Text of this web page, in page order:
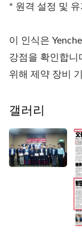
* 원격 설정 및
이 인식은
강점을 확인합니
위해 제약 장비
갤러리